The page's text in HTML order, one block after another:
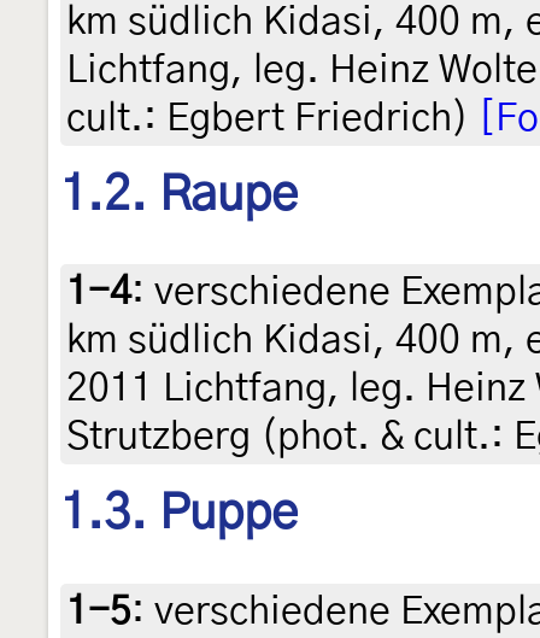
km südlich Kidasi, 400 m,
Lichtfang, leg. Heinz
cult.: Egbert Friedrich)
1.2. Raupe
1-4: verschiedene
km südlich Kidasi, 400 m,
2011 Lichtfang, leg. Heinz
Strutzberg (phot. & cult.:
1.3. Puppe
1-5: verschiedene